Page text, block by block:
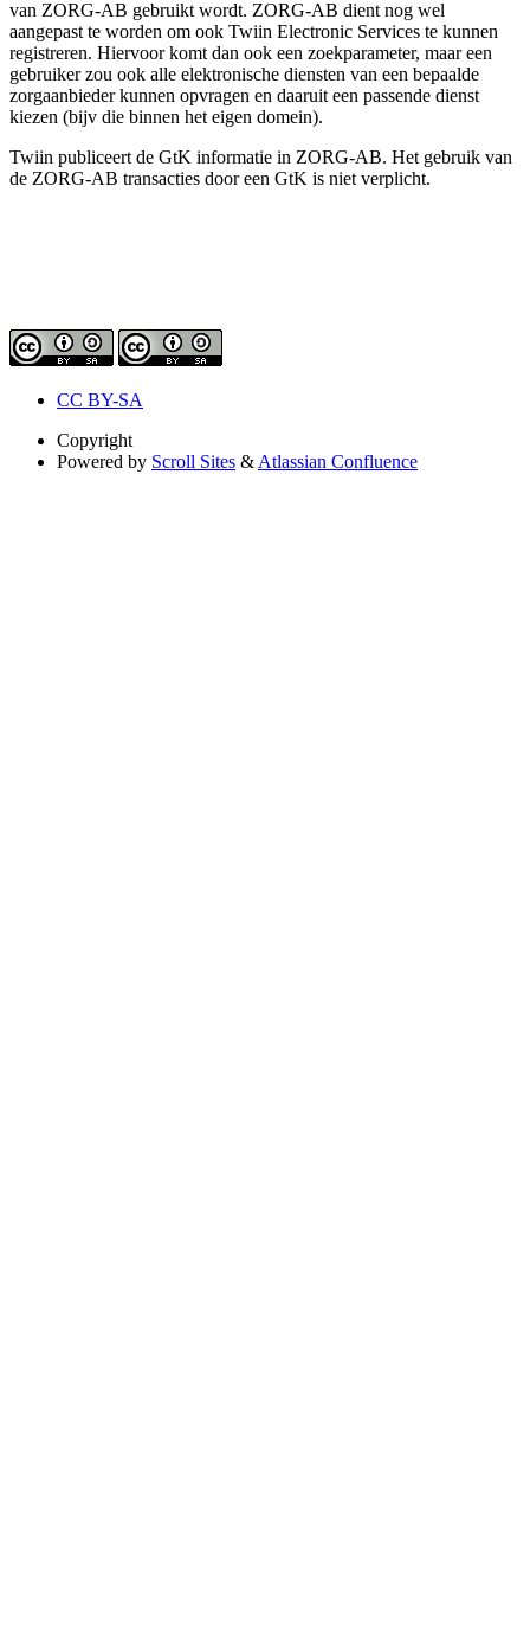
van ZORG-AB gebruikt wordt. ZORG-AB dient nog wel
aangepast te worden om ook Twiin Electronic Services te kunnen
registreren. Hiervoor komt dan ook een zoekparameter, maar een
gebruiker zou ook alle elektronische diensten van een bepaalde
zorgaanbieder kunnen opvragen en daaruit een passende dienst
kiezen (bijv die binnen het eigen domein).
Twiin publiceert de GtK informatie in ZORG-AB. Het gebruik van
de ZORG-AB transacties door een GtK is niet verplicht.
CC BY-SA
Copyright
Powered by Scroll Sites & Atlassian Confluence